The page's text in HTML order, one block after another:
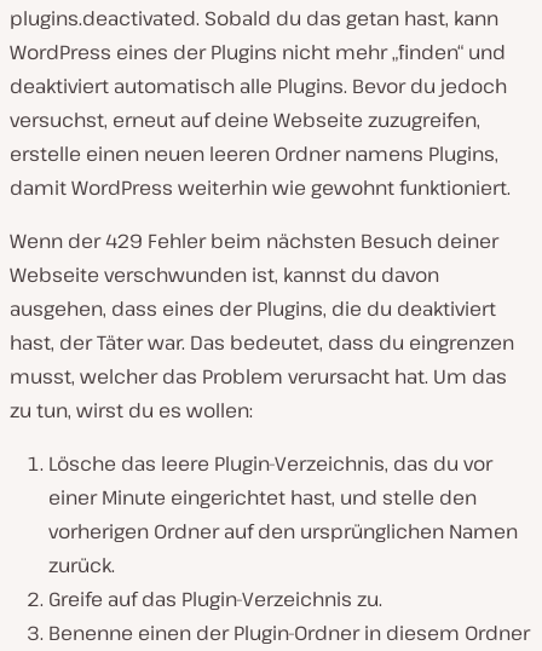
plugins.deactivated. Sobald du das getan hast, kann
WordPress eines der Plugins nicht mehr „finden“ und
deaktiviert automatisch alle Plugins. Bevor du jedoch
versuchst, erneut auf deine Webseite zuzugreifen,
erstelle einen neuen leeren Ordner namens Plugins,
damit WordPress weiterhin wie gewohnt funktioniert.
Wenn der 429 Fehler beim nächsten Besuch deiner
Webseite verschwunden ist, kannst du davon
ausgehen, dass eines der Plugins, die du deaktiviert
hast, der Täter war. Das bedeutet, dass du eingrenzen
musst, welcher das Problem verursacht hat. Um das
zu tun, wirst du es wollen:
Lösche das leere Plugin-Verzeichnis, das du vor
einer Minute eingerichtet hast, und stelle den
vorherigen Ordner auf den ursprünglichen Namen
zurück.
Greife auf das Plugin-Verzeichnis zu.
Benenne einen der Plugin-Ordner in diesem Ordner